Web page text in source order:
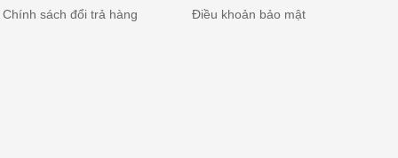
Chính sách đổi trả hàng Điều khoản bảo mật